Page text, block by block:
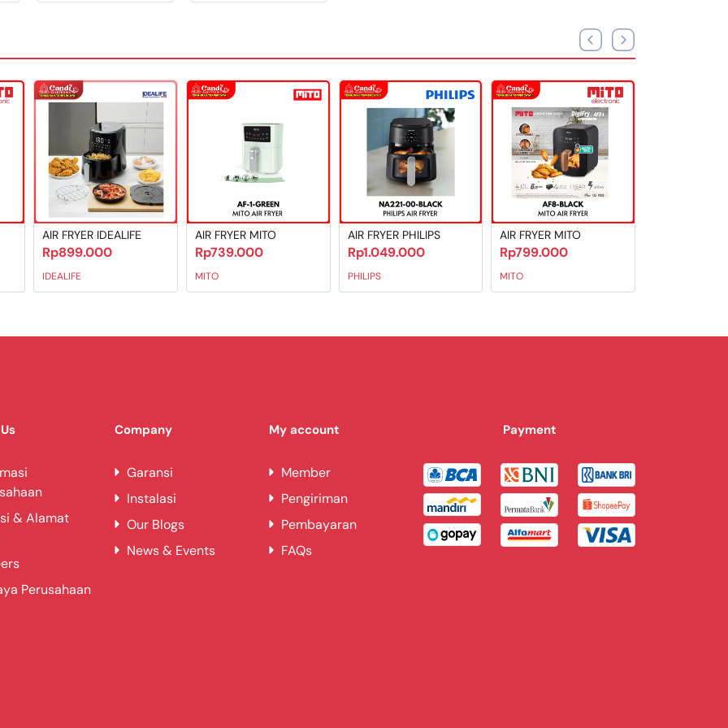
waktu dan kontrol suhu
dikeluarkan
kualitas Food Grade
AIR FRYER IDEALIFE
Rp899.000
IDEALIFE
AIR FRYER MITO
Rp739.000
MITO
AIR FRYER PHILIPS
Rp1.049.000
PHILIPS
AIR FRYER MITO
Rp799.000
MITO
& Alamat
Perusahaan
Company
Garansi
Instalasi
Our Blogs
News & Events
My account
Member
Pengiriman
Pembayaran
FAQs
Payment